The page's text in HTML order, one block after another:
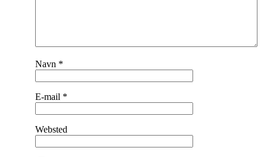
Navn *
E-mail *
Websted